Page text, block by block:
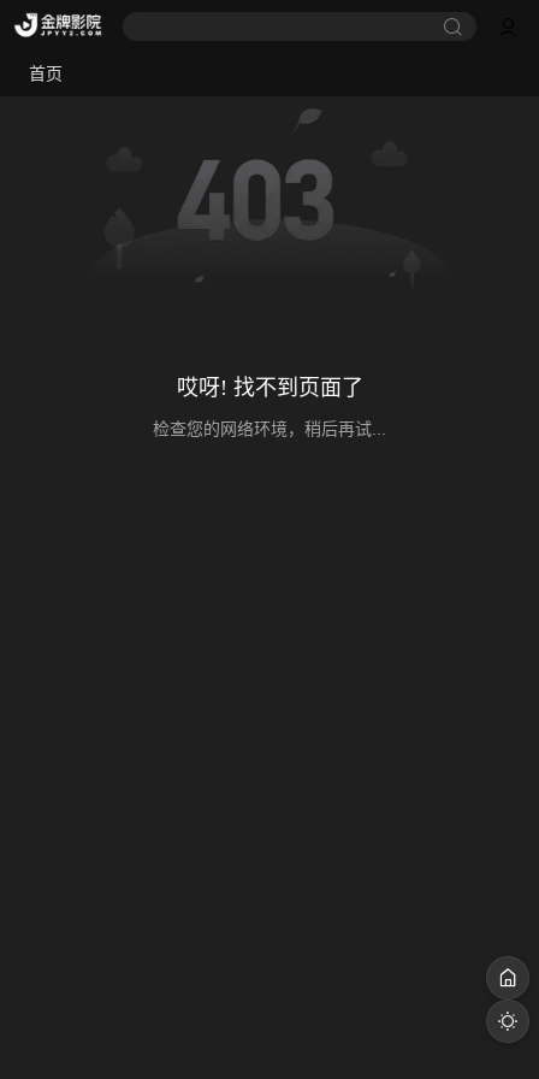
首页
哎呀! 找不到页面了
检查您的网络环境，稍后再试...